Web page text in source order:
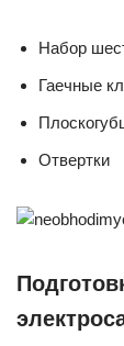
Набор
Гаечные
Отвертки